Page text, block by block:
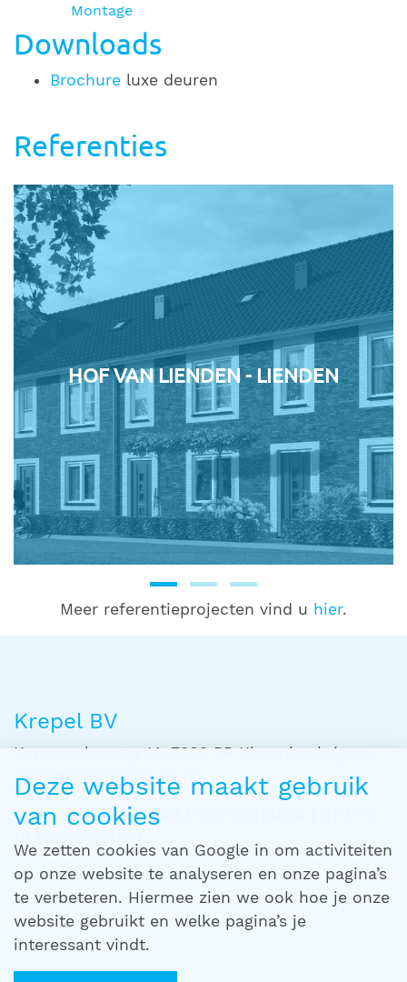
Montage
Downloads
Brochure luxe deuren
Referenties
HOF VAN LIENDEN - LIENDEN
Meer referentieprojecten vind u hier.
Krepel BV
Kopermolenweg 14, 7382 BP Klarenbeek (gem.
Voorst) | info@krepel.nl
Telefoon 055-3011341 | KvK 08074034 | BTW nr
Privacyverklaring |Cookies
Deze website maakt gebruik
van cookies
We zetten cookies van Google in om activiteiten
op onze website te analyseren en onze pagina’s
te verbeteren. Hiermee zien we ook hoe je onze
website gebruikt en welke pagina’s je
interessant vindt.